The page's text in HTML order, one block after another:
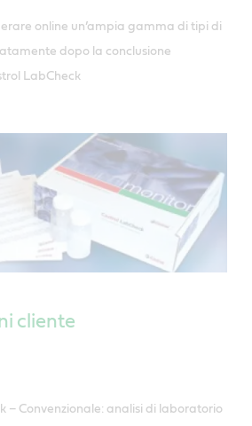
online un’ampia gamma di tipi di
dopo la conclusione
LabCheck
cliente
– Convenzionale: analisi di laboratorio